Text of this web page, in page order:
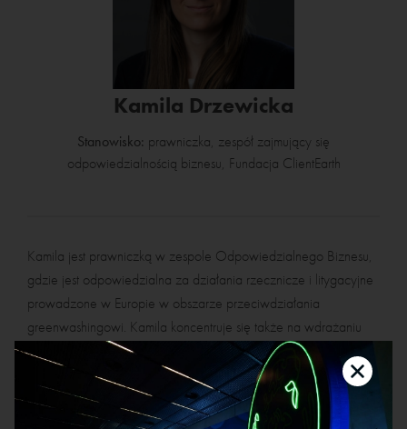
Kamila Drzewicka
Stanowisko: prawniczka, zespół zajmujący się
odpowiedzialnością biznesu, Fundacja ClientEarth
Kamila jest prawniczką w zespole Odpowiedzialnego Biznesu,
gdzie jest odpowiedzialna za działania rzecznicze i litygacyjne
prowadzone w Europie w obszarze przeciwdziałania
greenwashingowi. Kamila koncentruje się także na wdrażaniu
strategii prawnych mających na celu spowodowanie, że biznes
właściwie uwzględnia ryzyka związane z ochroną środowiska i
klimatem oraz bierze odpowiedzialność za skutki zmian klimatu.